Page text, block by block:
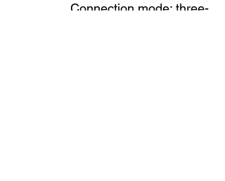
Connection mode: three-